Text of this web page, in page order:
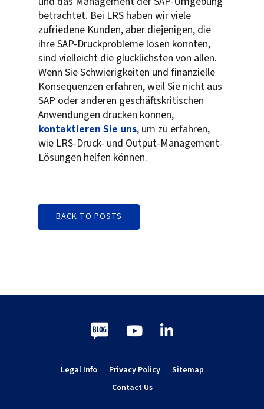
betrachtet. Bei LRS haben wir viele
zufriedene Kunden, aber diejenigen, die
ihre SAP-Druckprobleme lösen konnten,
sind vielleicht die glücklichsten von allen.
Wenn Sie Schwierigkeiten und finanzielle
Konsequenzen erfahren, weil Sie nicht aus
SAP oder anderen geschäftskritischen
Anwendungen drucken können,
kontaktieren Sie uns, um zu erfahren,
wie LRS-Druck- und Output-Management-
Lösungen helfen können.
BACK TO POSTS
Blog Youtube
LinkedIn
Legal Info Privacy Policy
Sitemap
Contact Us